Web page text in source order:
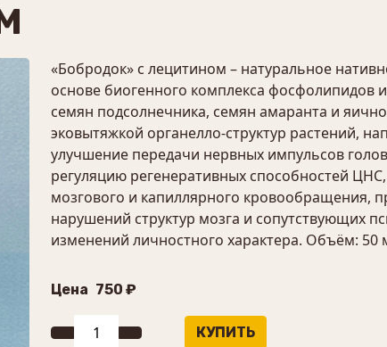
«Бобродок» с лецитином – натуральное
основе биогенного комплекса фосфолипидов
семян подсолнечника, семян амаранта и
эковытяжкой органелло-структур растений,
улучшение передачи нервных импульсов
регуляцию регенеративных способностей
мозгового и капиллярного кровообращения,
нарушений структур мозга и сопутствующих
изменений личностного характера. Объём: 50
Цена 750 ₽